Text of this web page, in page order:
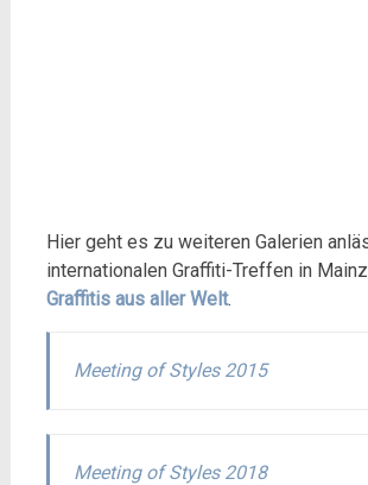
Hier geht es zu weiteren Galerien
internationalen Graffiti-Treffen in
Graffitis aus aller Welt.
Meeting of Styles 2015
Meeting of Styles 2018